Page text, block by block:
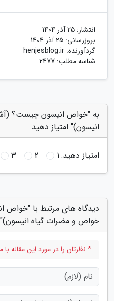
انتشار: 25 آذر 1404
بروزرسانی: 25 آذر 1404
گردآورنده: henjesblog.ir
شناسه مطلب: 2477
به "خواص انیسون چیست؟
انیسون)" امتیاز دهید
امتیاز دهید:1
2
3
دیدگاه های مرتبط با "خواص
خواص و مضرات گیاه انیسون)"
* نظرتان را در مورد این مقاله با